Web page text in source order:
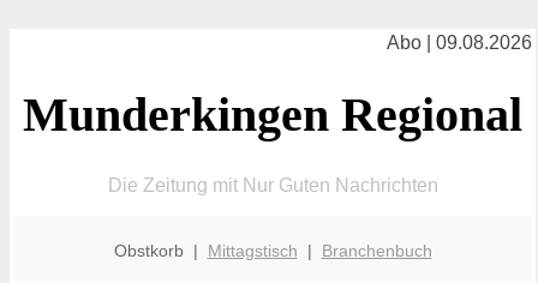
Abo | 09.08.2026
Munderkingen Regional
Die Zeitung mit Nur Guten Nachrichten
Obstkorb | Mittagstisch | Branchenbuch